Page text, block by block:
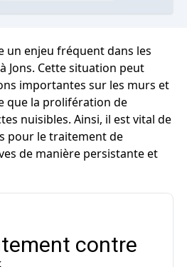
un enjeu fréquent dans les
Jons. Cette situation peut
importantes sur les murs et
que la prolifération de
nuisibles. Ainsi, il est vital de
pour le traitement de
de manière persistante et
contre